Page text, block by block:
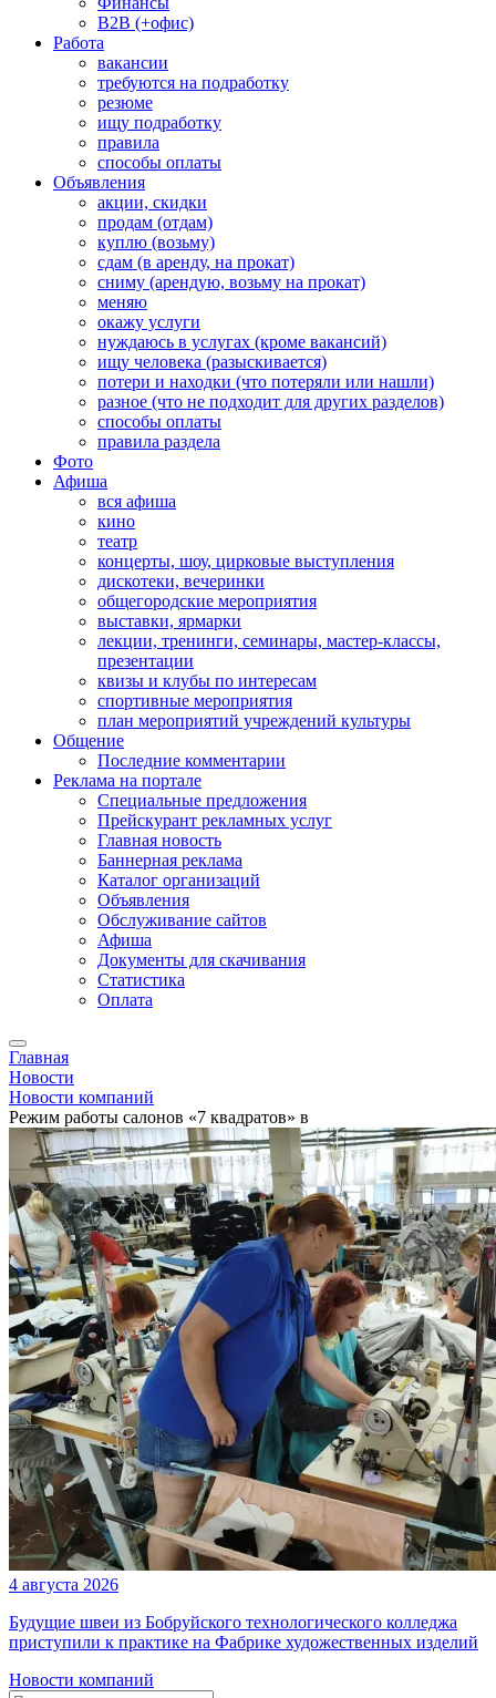
B2B (+офис)
Работа
вакансии
требуются на подработку
резюме
ищу подработку
правила
способы оплаты
Объявления
акции, скидки
продам (отдам)
куплю (возьму)
сдам (в аренду, на прокат)
сниму (арендую, возьму на прокат)
меняю
окажу услуги
нуждаюсь в услугах (кроме вакансий)
ищу человека (разыскивается)
потери и находки (что потеряли или нашли)
разное (что не подходит для других разделов)
способы оплаты
правила раздела
Фото
Афиша
вся афиша
кино
театр
концерты, шоу, цирковые выступления
дискотеки, вечеринки
общегородские мероприятия
выставки, ярмарки
лекции, тренинги, семинары, мастер-классы,
презентации
квизы и клубы по интересам
спортивные мероприятия
план мероприятий учреждений культуры
Общение
Последние комментарии
Реклама на портале
Специальные предложения
Прейскурант рекламных услуг
Главная новость
Баннерная реклама
Каталог организаций
Объявления
Обслуживание сайтов
Афиша
Документы для скачивания
Статистика
Оплата
Главная
Новости
Новости компаний
Режим работы салонов «7 квадратов» в
4 августа 2026
Будущие швеи из Бобруйского технологического колледжа
приступили к практике на Фабрике художественных изделий
Новости компаний